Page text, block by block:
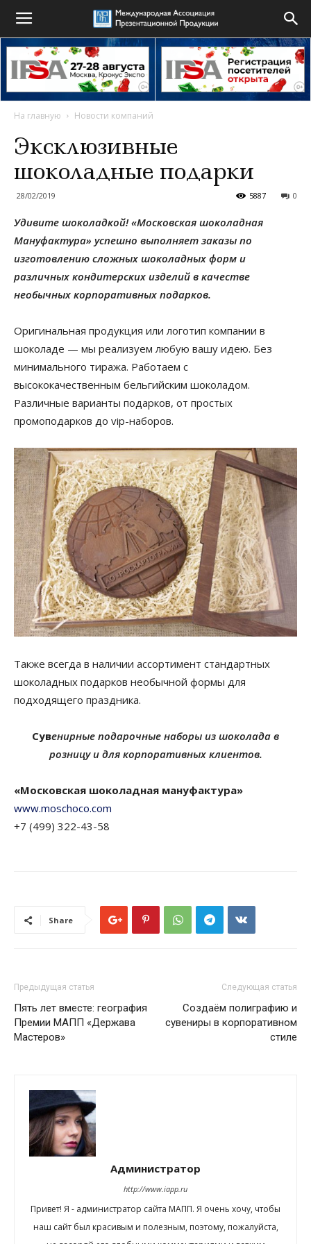
На главную Новости компаний
Эксклюзивные
шоколадные подарки
28/02/2019 0
5887
Удивите шоколадкой!«Московская шоколадная
Мануфактура» успешно выполняет заказы по
изготовлению сложных шоколадных форм и
различных кондитерских изделий в качестве
необычных корпоративных подарков.
Оригинальная продукция или логотип компании в
шоколаде — мы реализуем любую вашу идею. Без
минимального тиража. Работаем с
высококачественным бельгийским шоколадом.
Различные варианты подарков, от простых
промоподарков до vip-наборов.
Также всегда в наличии ассортимент стандартных
шоколадных подарков необычной формы для
подходящего праздника.
Сувенирные подарочные наборы из шоколада в
розницу и для корпоративных клиентов.
«Московская шоколадная мануфактура»
www.moschoco.com
+7 (499) 322-43-58
Share
Предыдущая статья
Пять лет вместе: география
Премии МАПП «Держава
Мастеров»
Следующая статья
Создаём полиграфию и
сувениры в корпоративном
стиле
Администратор
http://www.iapp.ru
Привет! Я - администратор сайта МАПП. Я очень хочу, чтобы
наш сайт был красивым и полезным, поэтому, пожалуйста,